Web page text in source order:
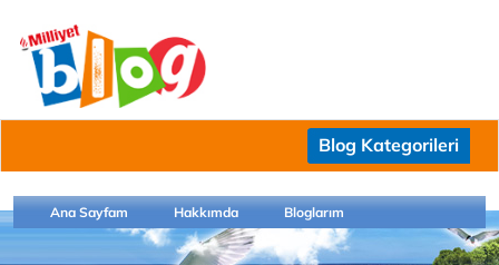
Blog Kategorileri
Ana Sayfam Hakkımda Bloglarım